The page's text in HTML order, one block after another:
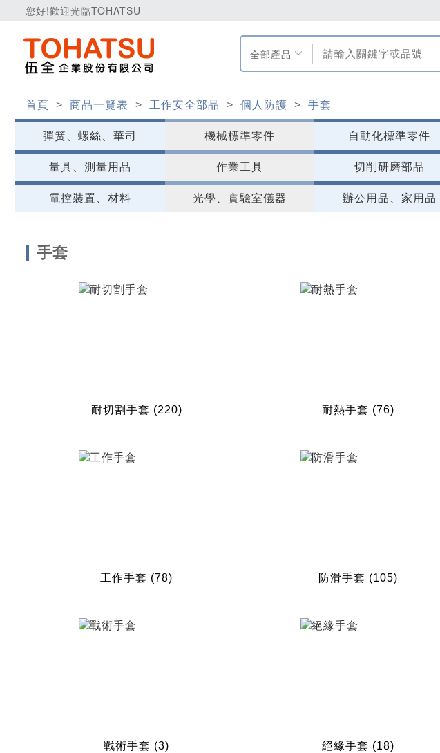
您好!歡迎光臨TOHATSU
全部產品
首頁 > 商品一覽表 > 工作安全部品 > 個人防護 > 手套
彈簧、螺絲、華司 機械標準零件 自動化標準零件
量具、測量用品 作業工具 切削研磨部品
電控裝置、材料 光學、實驗室儀器 辦公用品、家用品
手套
耐切割手套 (220) 耐熱手套 (76)
工作手套 (78) 防滑手套 (105)
戰術手套 (3) 絕緣手套 (18)